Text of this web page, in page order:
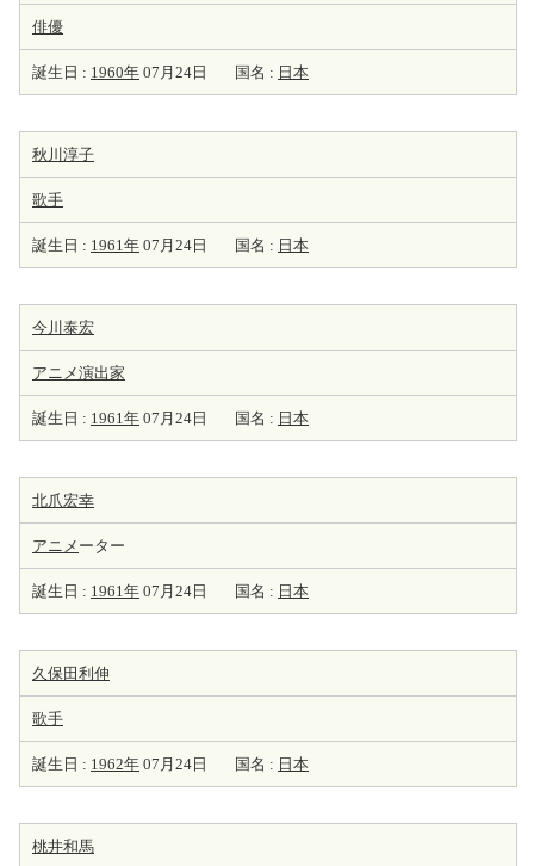
俳優
誕生日 : 1960年 07月24日 国名 : 日本
秋川淳子
歌手
誕生日 : 1961年 07月24日 国名 : 日本
今川泰宏
アニメ演出家
誕生日 : 1961年 07月24日 国名 : 日本
北爪宏幸
アニメ ーター
誕生日 : 1961年 07月24日 国名 : 日本
久保田利伸
歌手
誕生日 : 1962年 07月24日 国名 : 日本
桃井和馬